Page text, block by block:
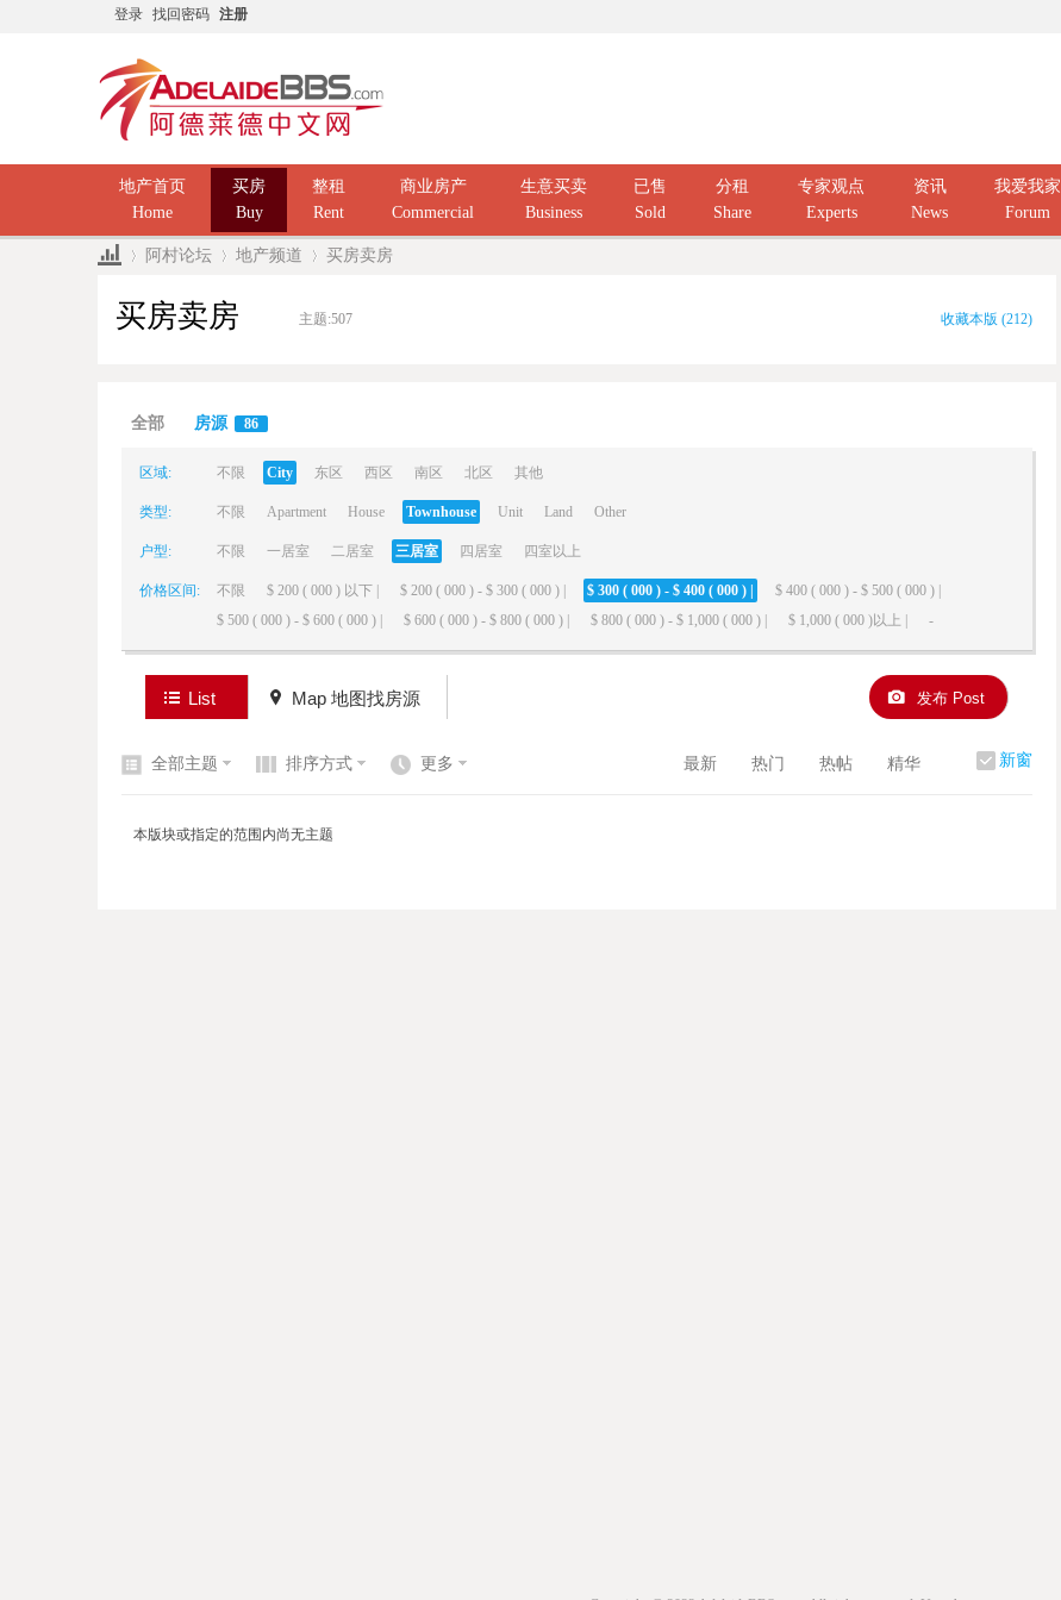
登录 找回密码 注册
地产首页
Home
买房
Buy
整租
Rent
商业房产
Commercial
生意买卖
Business
已售
Sold
分租
Share
专家观点
Experts
资讯
News
我爱我家
Forum
阿村论坛 地产频道 买房卖房
买房卖房 主题:507 收藏本版 (212)
全部 房源 86
区域: 不限 City 东区 西区 南区 北区 其他
类型: 不限 Apartment House Townhouse Unit Land Other
户型: 不限 一居室 二居室 三居室 四居室 四室以上
价格区间: 不限 $ 200 ( 000 ) 以下 | $ 200 ( 000 ) - $ 300 ( 000 ) | $ 300 ( 000 ) - $ 400 ( 000 ) |
$ 400 ( 000 ) - $ 500 ( 000 ) |
$ 500 ( 000 ) - $ 600 ( 000 ) |
$ 600 ( 000 ) - $ 800 ( 000 ) | $ 800 ( 000 ) - $ 1,000 ( 000 ) | $ 1,000 ( 000 )以上 | -
List Map 地图找房源 发布 Post
新窗
全部主题 排序方式 更多 最新 热门 热帖 精华
本版块或指定的范围内尚无主题